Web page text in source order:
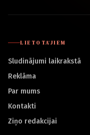
LIETOTĀJIEM
Sludinājumi laikrakstā
Reklāma
Par mums
Kontakti
Ziņo redakcijai